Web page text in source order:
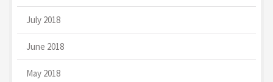
July 2018
June 2018
May 2018